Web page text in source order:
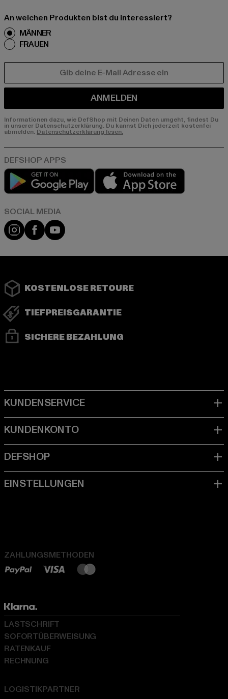
An welchen Produkten bist du interessiert?
MÄNNER
FRAUEN
ANMELDEN
Informationen dazu, wie DefShop mit Deinen Daten umgeht, findest Du
in unserer Datenschutzerklärung. Du kannst Dich jederzeit kostenfei
abmelden. Datenschutzerklärung lesen.
Play market
Instagram
FacebookYouTube
KOSTENLOSE RETOURE
TIEFPREISGARANTIE
SICHERE BEZAHLUNG
ZAHLUNGSMETHODEN
LOGISTIKPARTNER
LASTSCHRIFT
SOFORTÜBERWEISUNG
RATENKAUF
RECHNUNG